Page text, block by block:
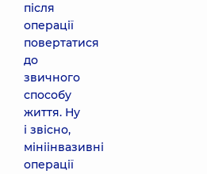
після
операції
повертатися
до
звичного
способу
життя. Ну
і звісно,
мініінвазивні
операції